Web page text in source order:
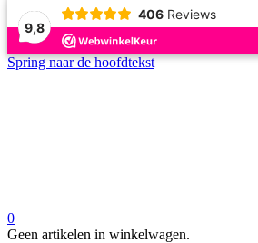
9,8
406 Reviews
Spring naar de hoofdtekst
0
Geen artikelen in winkelwagen.